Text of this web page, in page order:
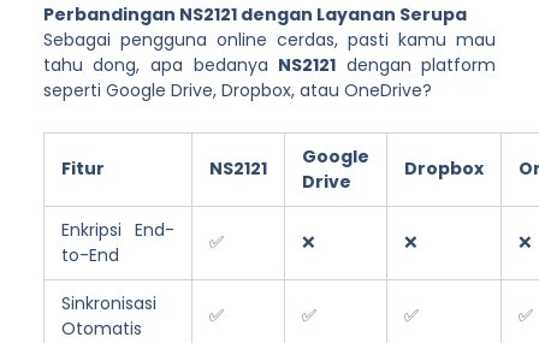
Perbandingan NS2121 dengan Layanan Serupa
Sebagai pengguna online cerdas, pasti kamu mau
tahu dong, apa bedanya NS2121 dengan platform
seperti Google Drive, Dropbox, atau OneDrive?
Fitur NS2121
Google
Drive
Dropbox
Enkripsi End-
to-End
✅ ❌ ❌ ❌
Sinkronisasi
Otomatis
✅ ✅ ✅ ✅